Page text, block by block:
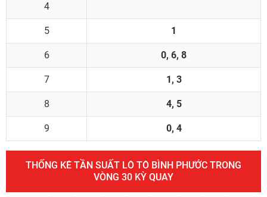
4
5 1
6 0, 6, 8
7 1, 3
8 4, 5
9 0, 4
THỐNG KÊ TẦN SUẤT LÔ TÔ BÌNH PHƯỚC TRONG
VÒNG 30 KỲ QUAY